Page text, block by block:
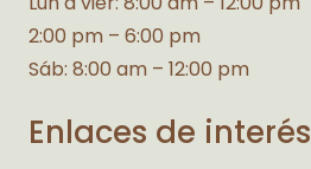
2:00 pm – 6:00 pm
Sáb: 8:00 am – 12:00 pm
Enlaces de interés